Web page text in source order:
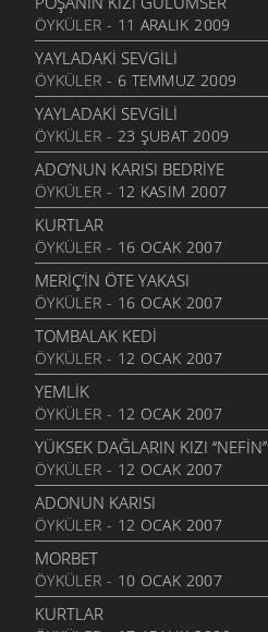
İÇIMDE SAKLIYORUM
29 EYLÜL 2010
SENSIZIM ŞIMDI
23 EYLÜL 2010
HAYALIN
20 AĞUSTOS 2010
DIRHEM DIRHEM
22 TEMMUZ 2010
GEZELIM SAHILI
28 HAZIRAN 2010
SEN VARSIN BU ŞEHIRDE
10 HAZIRAN 2010
SEVDANIN PANAYIRI
23 MAYIS 2010
BITMEZ BU AĞLAYIŞLAR
7 MAYIS 2010
NAZAR BONCUĞU GIBI
25 NISAN 2010
YALANMIŞ
10 NISAN 2010
İNADINA YAŞAMAK
30 MART 2010
ÖYKÜLER - 11 ARALIK 2009
YAYLADAKI SEVGILI
ÖYKÜLER - 6 TEMMUZ 2009
YAYLADAKI SEVGILI
ÖYKÜLER - 23 ŞUBAT 2009
ADO’NUN KARISI BEDRIYE
ÖYKÜLER - 12 KASIM 2007
KURTLAR
ÖYKÜLER - 16 OCAK 2007
MERİÇ’İN ÖTE YAKASI
ÖYKÜLER - 16 OCAK 2007
TOMBALAK KEDİ
ÖYKÜLER - 12 OCAK 2007
YEMLİK
ÖYKÜLER - 12 OCAK 2007
YÜKSEK DAĞLARIN KIZI ‘‘NEFİN’’
ÖYKÜLER - 12 OCAK 2007
ADONUN KARISI
ÖYKÜLER - 12 OCAK 2007
MORBET
ÖYKÜLER - 10 OCAK 2007
KURTLAR